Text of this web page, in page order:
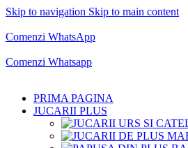
Skip to navigation Skip to main content
Comenzi WhatsApp
Comenzi Whatsapp
PRIMA PAGINA
JUCARII PLUS